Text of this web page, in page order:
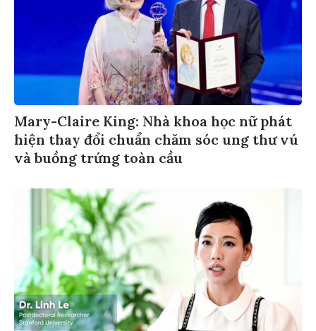
Mary-Claire King: Nhà khoa học nữ phát
hiện thay đổi chuẩn chăm sóc ung thư vú
và buồng trứng toàn cầu